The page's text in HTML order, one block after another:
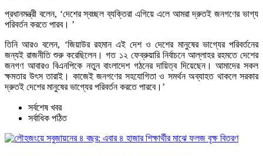
প্রধানমন্ত্রী বলেন, ‘দেশের স্বচ্ছল ব্যক্তিরা এগিয়ে এলে আমরা দ্রুতই জনগণের ভাগ্য
পরিবর্তন করতে পারব। ’
তিনি আরও বলেন, ‘জিয়াউর রহমান এই দেশ ও দেশের মানুষের ভাগ্যের পরিবর্তনের
জন্যই রাজনীতি শুরু করেছিলেন। গত ১২ ফেব্রুয়ারি নির্বাচনে আল্লাহর রহমতে দেশের
জনগণ আবারও বিএনপিকে নতুন বাংলাদেশ গঠনের দায়িত্ব দিয়েছেন। আমাদের সকল
ক্ষমতার উৎস তারাই। কাজেই জনগণের সহযোগিতা ও সমর্থন অব্যাহত থাকলে সরকার
দ্রুতই দেশের মানুষের ভাগ্যের পরিবর্তন করতে পারবে।’
সর্বশেষ খবর
সর্বাধিক পঠিত